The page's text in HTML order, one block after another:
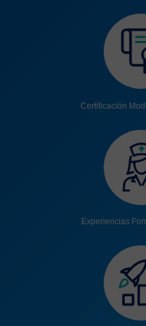
Certificación
Experiencias